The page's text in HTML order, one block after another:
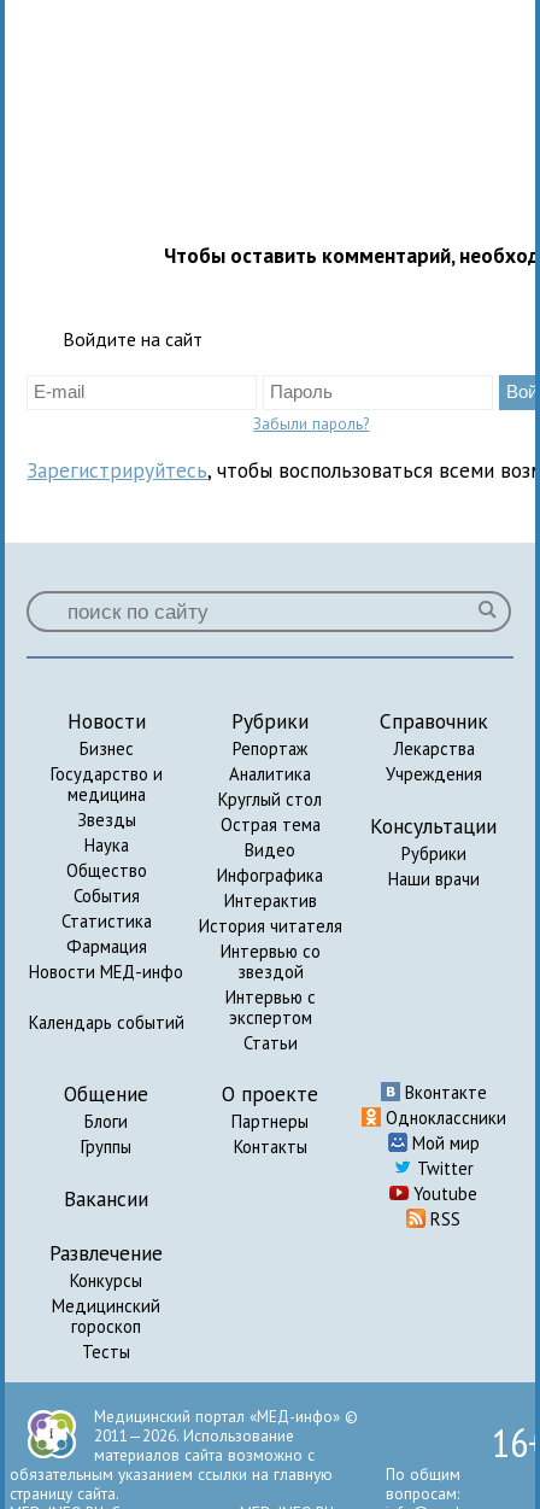
Чтобы оставить комментарий,
Войдите на сайт
Забыли пароль?
Зарегистрируйтесь, чтобы воспользоваться всеми
Новости
Бизнес
Государство и
медицина
Звезды
Наука
Общество
События
Статистика
Фармация
Новости МЕД-инфо
Календарь событий
Рубрики
Репортаж
Аналитика
Круглый стол
Острая тема
Видео
Инфографика
Интерактив
История читателя
Интервью со
звездой
Интервью с
экспертом
Статьи
Справочник
Лекарства
Учреждения
Консультации
Рубрики
Наши врачи
Общение
Блоги
Группы
Вакансии
Развлечение
Конкурсы
Медицинский
гороскоп
Тесты
О проекте
Партнеры
Контакты
Вконтакте
Одноклассники
Мой мир
Twitter
Youtube
RSS
Медицинский портал «МЕД-инфо» ©
2011—2026. Использование
материалов сайта возможно с
обязательным указанием ссылки на главную
страницу сайта.
По общим
вопросам: